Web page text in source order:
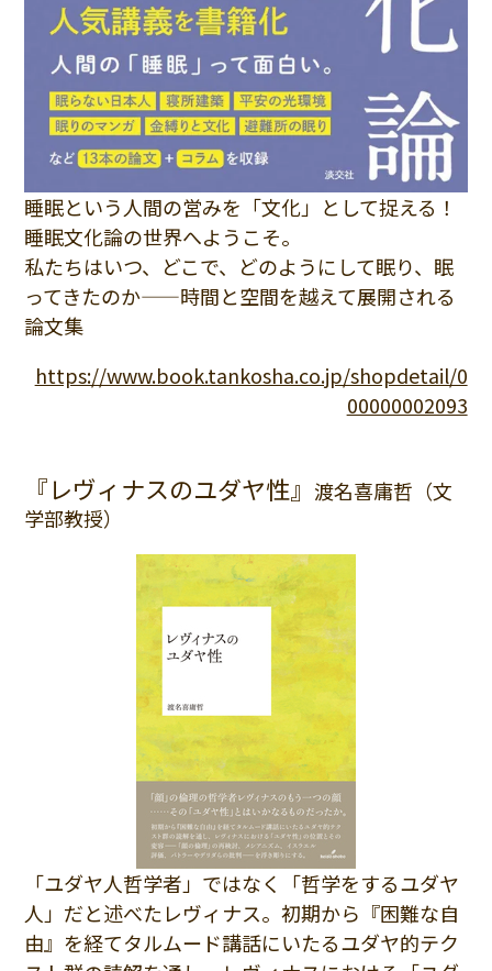
睡眠という人間の営みを「文化」として捉える！
睡眠文化論の世界へようこそ。
私たちはいつ、どこで、どのようにして眠り、眠
ってきたのか——時間と空間を越えて展開される
論文集
https://www.book.tankosha.co.jp/shopdetail/0
00000002093
『レヴィナスのユダヤ性』 渡名喜庸哲（文
学部教授）
「ユダヤ人哲学者」ではなく「哲学をするユダヤ
人」だと述べたレヴィナス。初期から『困難な自
由』を経てタルムード講話にいたるユダヤ的テク